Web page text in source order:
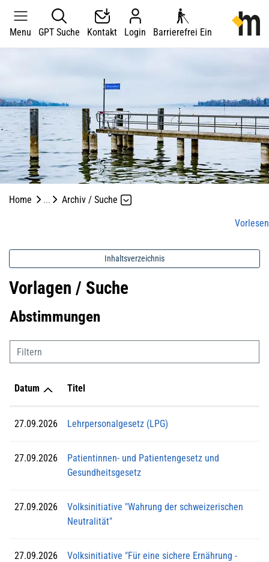
Kopfzeile
zur
Menu
GPT Suche Kontakt Login Barrierefrei Ein
Hauptnavigation
Home Archiv / Suche
Vorlesen
Inhaltsverzeichnis
Vorlagen / Suche
Abstimmungen
Filtern
Datum Titel
27.09.2026 Lehrpersonalgesetz (LPG)
27.09.2026
Patientinnen- und Patientengesetz und
Gesundheitsgesetz
27.09.2026
Volksinitiative "Wahrung der schweizerischen
Neutralität"
27.09.2026
Volksinitiative "Für eine sichere Ernährung -